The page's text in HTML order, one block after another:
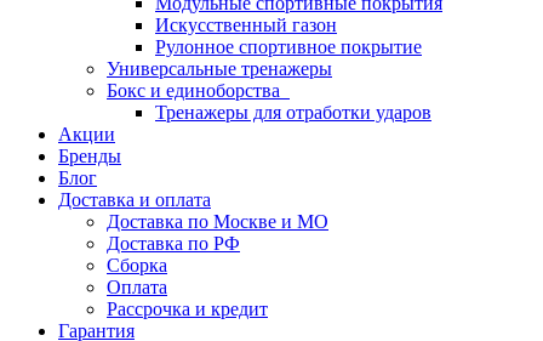
Искусственный газон
Рулонное спортивное покрытие
Универсальные тренажеры
Бокс и единоборства
Тренажеры для отработки ударов
Акции
Бренды
Блог
Доставка и оплата
Доставка по Москве и МО
Доставка по РФ
Сборка
Оплата
Рассрочка и кредит
Гарантия